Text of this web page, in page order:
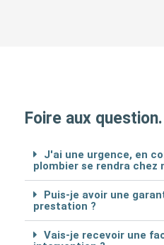
Foire aux question.
J'ai une urgence, en
plombier se rendra chez
Puis-je avoir une
prestation ?
Vais-je recevoir une